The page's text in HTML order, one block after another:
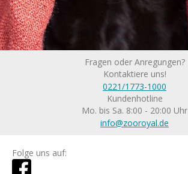
Fragen oder Anregungen?
Kontaktiere uns!
0221/1773-1000
Kundenhotline
Mo. bis Sa. 8:00 - 20:00 Uhr
info@zooroyal.de
Folge uns auf: